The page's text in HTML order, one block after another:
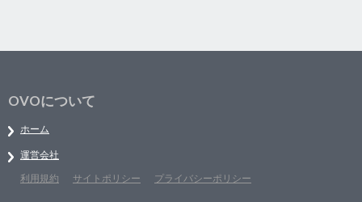
OVOについて
ホーム
運営会社
利用規約
サイトポリシー プライバシーポリシー